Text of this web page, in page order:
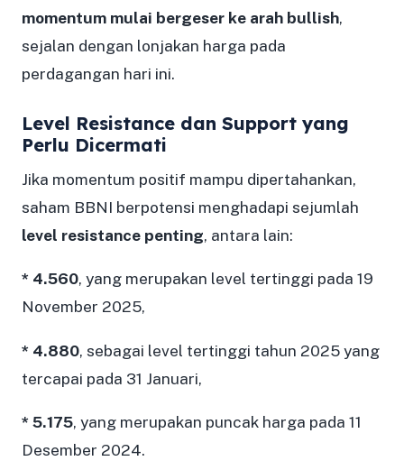
momentum mulai bergeser ke arah bullish,
sejalan dengan lonjakan harga pada
perdagangan hari ini.
Level Resistance dan Support yang
Perlu Dicermati
Jika momentum positif mampu dipertahankan,
saham BBNI berpotensi menghadapi sejumlah
level resistance penting, antara lain:
* 4.560, yang merupakan level tertinggi pada 19
November 2025,
* 4.880, sebagai level tertinggi tahun 2025 yang
tercapai pada 31 Januari,
* 5.175, yang merupakan puncak harga pada 11
Desember 2024.